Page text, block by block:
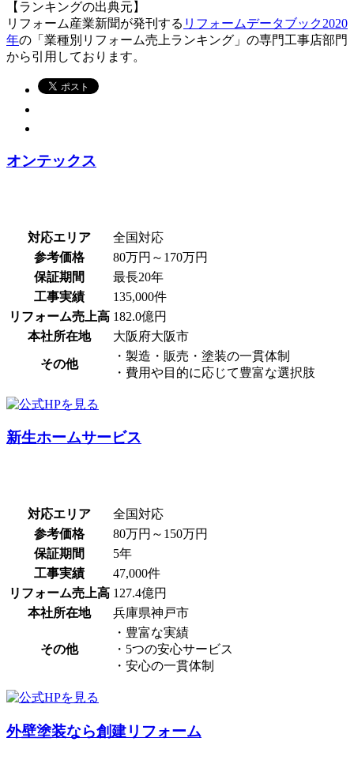
【ランキングの出典元】
リフォーム産業新聞が発刊する リフォームデータブック2020
年の「業種別リフォーム売上ランキング」の専門工事店部門
から引用しております。
オンテックス
対応エリア
全国対応
参考価格
80万円～170万円
保証期間
最長20年
工事実績
135,000件
リフォーム売上高 182.0億円
本社所在地
大阪府大阪市
その他
・製造・販売・塗装の一貫体制
・費用や目的に応じて豊富な選択肢
新生ホームサービス
対応エリア
全国対応
参考価格
80万円～150万円
保証期間
5年
工事実績
47,000件
リフォーム売上高 127.4億円
本社所在地
兵庫県神戸市
その他
・豊富な実績
・5つの安心サービス
・安心の一貫体制
外壁塗装なら創建リフォーム